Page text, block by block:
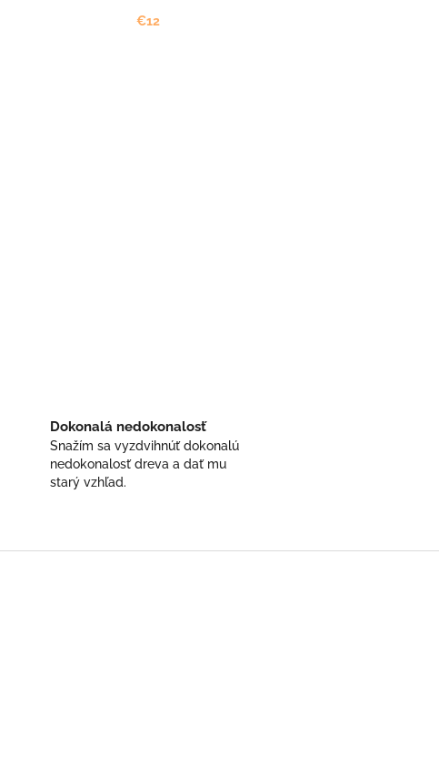
€12
Dokonalá nedokonalosť
Snažím sa vyzdvihnúť dokonalú
nedokonalosť dreva a dať mu
starý vzhľad.